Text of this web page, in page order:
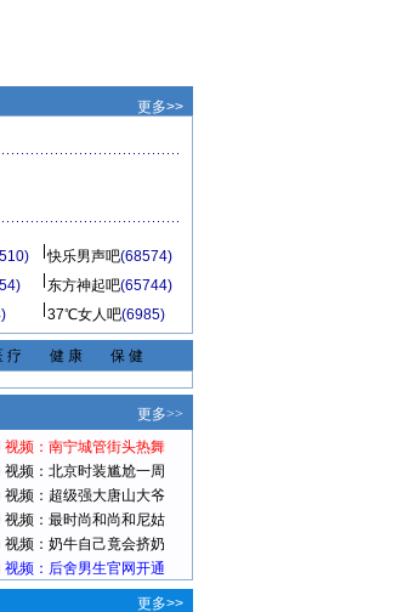
更多>>
快乐男声吧(68574)
东方神起吧(65744)
37℃女人吧(6985)
疗 健 康 保 健
更多>>